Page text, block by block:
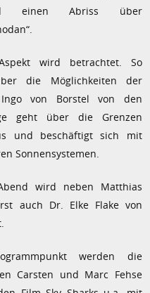
einen Abriss über
wird betrachtet. So
die Möglichkeiten der
von Borstel von den
geht über die Grenzen
und beschäftigt sich mit
Sonnensystemen.
wird neben Matthias
auch Dr. Elke Flake von
werden die
Carsten und Marc Fehse